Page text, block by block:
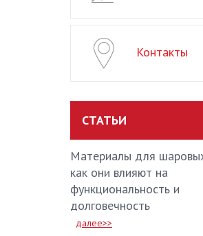
Контакты
СТАТЬИ
Материалы для
как они влияют на
функциональность и
долговечность
далее>>